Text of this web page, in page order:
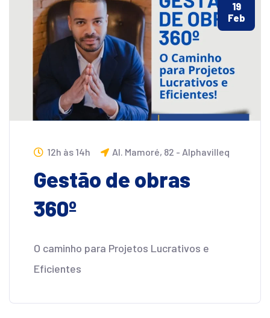
19
Feb
12h às 14h Al. Mamoré, 82 - Alphavilleq
Gestão de obras
360º
O caminho para Projetos Lucrativos e
Eficientes